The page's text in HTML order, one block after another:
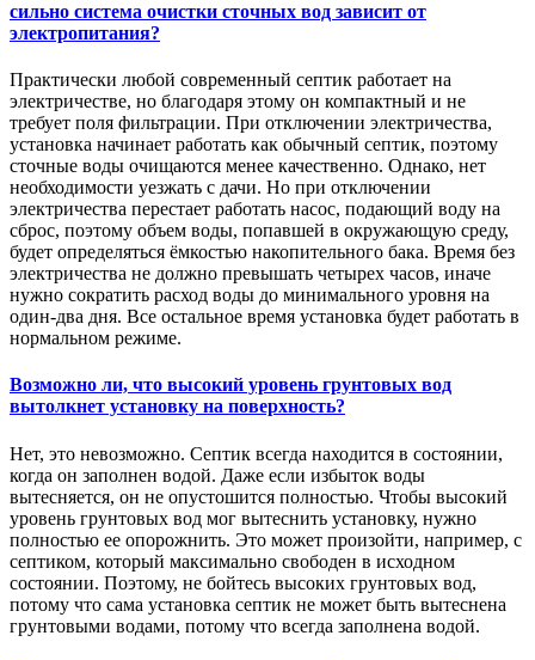
сильно система очистки сточных вод зависит от
электропитания?
Практически любой современный септик работает на
электричестве, но благодаря этому он компактный и не
требует поля фильтрации. При отключении электричества,
установка начинает работать как обычный септик, поэтому
сточные воды очищаются менее качественно. Однако, нет
необходимости уезжать с дачи. Но при отключении
электричества перестает работать насос, подающий воду на
сброс, поэтому объем воды, попавшей в окружающую среду,
будет определяться ёмкостью накопительного бака. Время без
электричества не должно превышать четырех часов, иначе
нужно сократить расход воды до минимального уровня на
один-два дня. Все остальное время установка будет работать в
нормальном режиме.
Возможно ли, что высокий уровень грунтовых вод
вытолкнет установку на поверхность?
Нет, это невозможно. Септик всегда находится в состоянии,
когда он заполнен водой. Даже если избыток воды
вытесняется, он не опустошится полностью. Чтобы высокий
уровень грунтовых вод мог вытеснить установку, нужно
полностью ее опорожнить. Это может произойти, например, с
септиком, который максимально свободен в исходном
состоянии. Поэтому, не бойтесь высоких грунтовых вод,
потому что сама установка септик не может быть вытеснена
грунтовыми водами, потому что всегда заполнена водой.